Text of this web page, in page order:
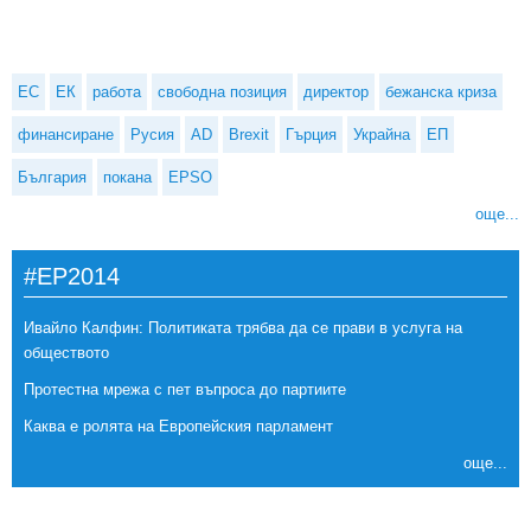
ЕС ЕК работа свободна позиция директор бежанска криза
финансиране Русия AD Brexit Гърция Украйна ЕП
България покана EPSO
още...
#EP2014
Ивайло Калфин: Политиката трябва да се прави в услуга на
обществото
Протестна мрежа с пет въпроса до партиите
Каква е ролята на Европейския парламент
още...